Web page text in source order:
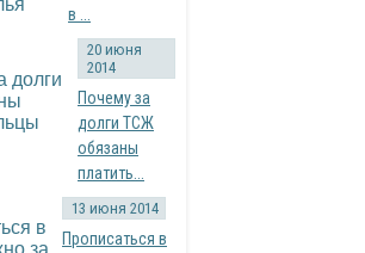
в ...
20 июня
2014
Почему за
долги ТСЖ
обязаны
платить...
13 июня 2014
Прописаться в